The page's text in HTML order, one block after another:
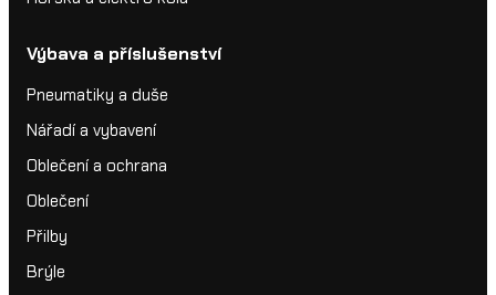
Výbava a příslušenství
Pneumatiky a duše
Nářadí a vybavení
Oblečení a ochrana
Oblečení
Přilby
Brýle